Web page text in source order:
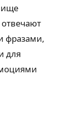
фразами,
для